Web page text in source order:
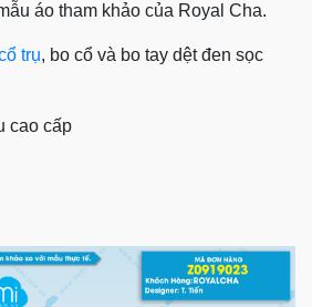
áo tham khảo của Royal Cha.
trụ, bo cổ và bo tay dệt đen sọc
cao cấp